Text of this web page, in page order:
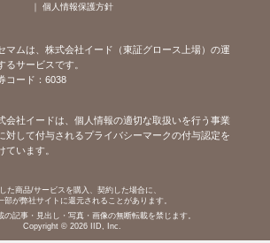
個人情報保護方針
マムは、株式会社イード（東証グロース上場）の運
るサービスです。
コード：6038
会社イードは、個人情報の適切な取扱いを行う事業
対して付与されるプライバシーマークの付与認定を
ています。
た商品/サービスを購入、契約した場合に、
部が弊社サイトに還元されることがあります。
の記事・見出し・写真・画像の無断転載を禁じます。
Copyright © 2026 IID, Inc.